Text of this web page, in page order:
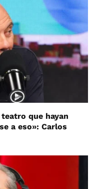
que hayan
a eso»: Carlos